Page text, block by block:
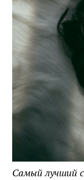
Самый лучший